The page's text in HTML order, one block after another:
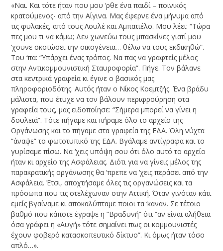
«Ναι. Και τότε ήταν που μου ‘ρθε ένα παιδί – ποινικός
κρατούμενος- από την Αίγινα. Μας έφερνε ένα μήνυμα από
τις φυλακές, από τους Λουλέ και Αμπατιέλο. Μου λέει: “Τώρα
πες μου τι να κάμω; Δεν χωνεύω τους μπασκίνες γιατί μου
‘χουνε σκοτώσει την οικογένεια… θέλω να τους εκδικηθώ”.
Του ‘πα: “Υπάρχει ένας τρόπος. Να πας να γραφτείς μέλος
στην Αντικομμουνιστική Σταυροφορία”. Πήγε. Τον βάλανε
στα κεντρικά γραφεία κι έγινε ο βασικός μας
πληροφοριοδότης. Αυτός ήταν ο Νίκος Κοεμτζής. Ένα βράδυ
μάλιστα, που έτυχε να τον βάλουν περιφρούρηση στα
γραφεία τους, μας ειδοποίησε: “Σήμερα μπορεί να γίνει η
δουλειά”. Τότε πήγαμε και πήραμε όλο το αρχείο της
Οργάνωσης και το πήγαμε στα γραφεία της ΕΔΑ. Όλη νύχτα
“άναψε” το φωτοτυπικό της ΕΔΑ. Βγάλαμε αντίγραφα και το
γυρίσαμε πίσω. Να ‘χεις υπόψη σου ότι όλο αυτό το αρχείο
ήταν κι αρχείο της Ασφάλειας. Διότι για να γίνεις μέλος της
παρακρατικής οργάνωσης θα ‘πρεπε να ‘χεις περάσει από την
Ασφάλεια. Έτσι, αποχτήσαμε όλες τις οργανώσεις και τα
πρόσωπα που τις στελέχωναν στην Αττική. Όταν γινόταν κάτι
εμείς βγαίναμε κι αποκαλύπταμε ποιοι τα ‘καναν. Σε τέτοιο
βαθμό που κάποτε έγραψε η “Βραδυνή” ότι “αν είναι αλήθεια
όσα γράφει η «Αυγή» τότε σημαίνει πως οι κομμουνιστές
έχουν φοβερό κατασκοπευτικό δίκτυο”. Κι όμως ήταν τόσο
απλό…».